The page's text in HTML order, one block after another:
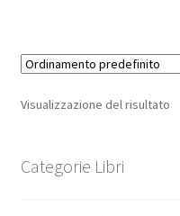
Visualizzazione del risultato
Categorie Libri